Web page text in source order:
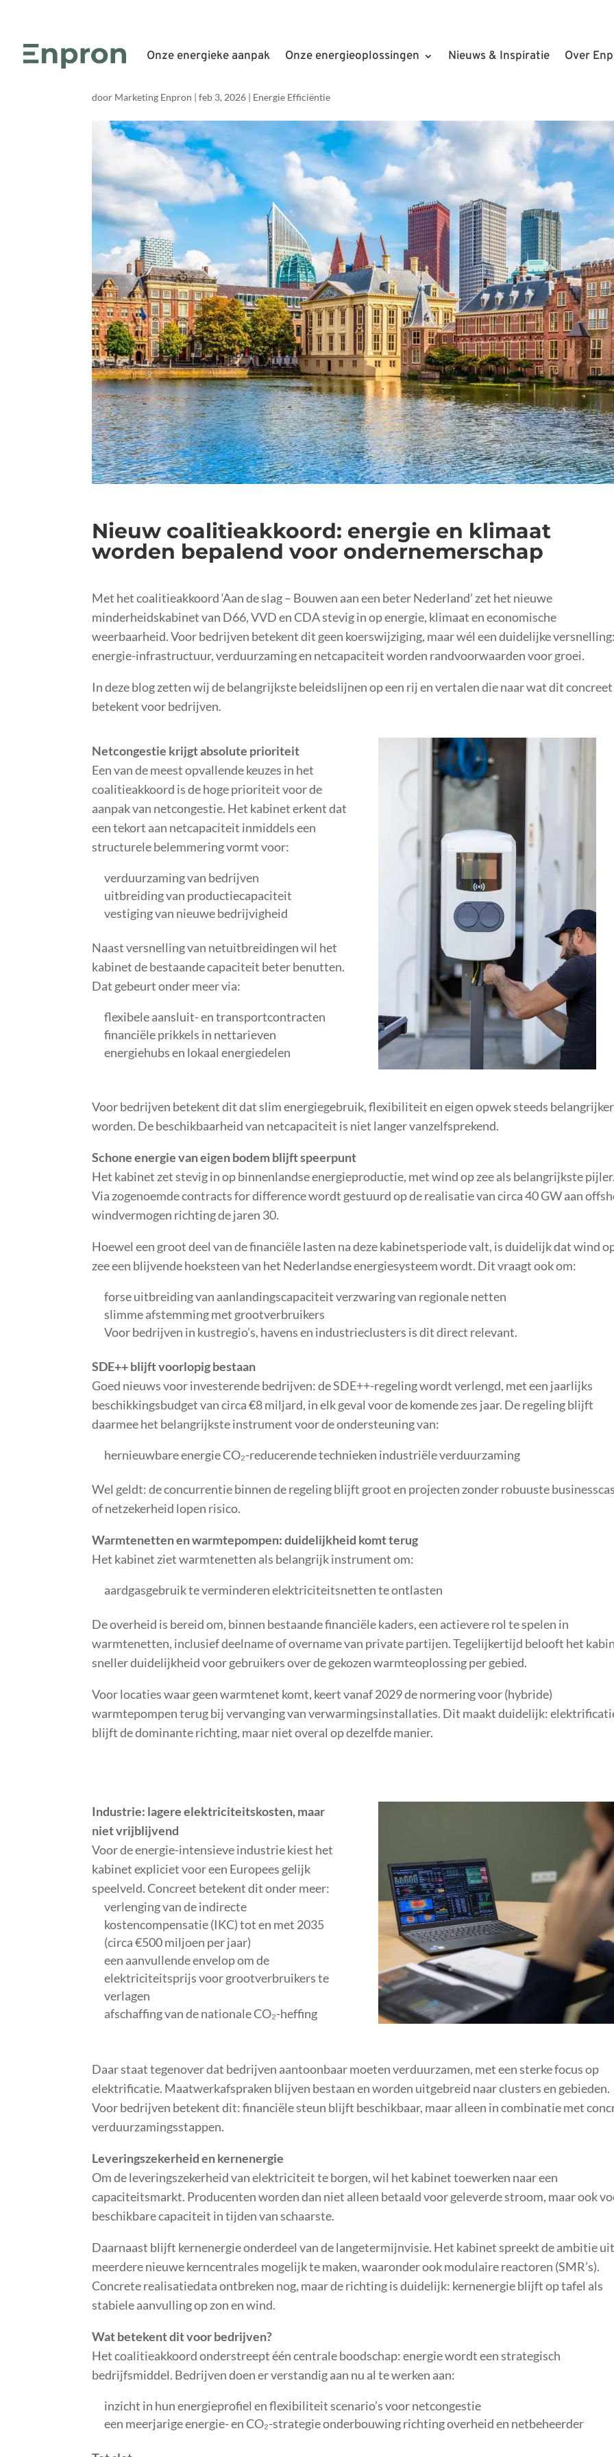
Onze energieke aanpak Onze energieoplossingen Nieuws & Inspiratie Over
Nieuw coalitieakkoord: energie en klimaat worden
bepalend voor ondernemerschap
door Marketing Enpron |feb 3, 2026 | Energie Efficiëntie
Nieuw coalitieakkoord: energie en klimaat
worden bepalend voor ondernemerschap
Met het coalitieakkoord ‘Aan de slag – Bouwen aan een beter Nederland’ zet het nieuwe
minderheidskabinet van D66, VVD en CDA stevig in op energie, klimaat en economische
weerbaarheid. Voor bedrijven betekent dit geen koerswijziging, maar wél een duidelijke
energie-infrastructuur, verduurzaming en netcapaciteit worden randvoorwaarden voor groei.
In deze blog zetten wij de belangrijkste beleidslijnen op een rij en vertalen die naar wat dit concreet
betekent voor bedrijven.
Netcongestie krijgt absolute prioriteit
Een van de meest opvallende keuzes in het
coalitieakkoord is de hoge prioriteit voor de
aanpak van netcongestie. Het kabinet erkent dat
een tekort aan netcapaciteit inmiddels een
structurele belemmering vormt voor:
verduurzaming van bedrijven
uitbreiding van productiecapaciteit
vestiging van nieuwe bedrijvigheid
Naast versnelling van netuitbreidingen wil het
kabinet de bestaande capaciteit beter benutten.
Dat gebeurt onder meer via:
flexibele aansluit- en transportcontracten
financiële prikkels in nettarieven
energiehubs en lokaal energiedelen
Voor bedrijven betekent dit dat slim energiegebruik, flexibiliteit en eigen opwek steeds belangrijker
worden. De beschikbaarheid van netcapaciteit is niet langer vanzelfsprekend.
Schone energie van eigen bodem blijft speerpunt
Het kabinet zet stevig in op binnenlandse energieproductie, met wind op zee als belangrijkste
Via zogenoemde contracts for difference wordt gestuurd op de realisatie van circa 40 GW aan
windvermogen richting de jaren 30.
Hoewel een groot deel van de financiële lasten na deze kabinetsperiode valt, is duidelijk dat wind
zee een blijvende hoeksteen van het Nederlandse energiesysteem wordt. Dit vraagt ook om:
forse uitbreiding van aanlandingscapaciteit verzwaring van regionale netten
slimme afstemming met grootverbruikers
Voor bedrijven in kustregio’s, havens en industrieclusters is dit direct relevant.
SDE++ blijft voorlopig bestaan
Goed nieuws voor investerende bedrijven: de SDE++-regeling wordt verlengd, met een jaarlijks
beschikkingsbudget van circa €8 miljard, in elk geval voor de komende zes jaar. De regeling blijft
daarmee het belangrijkste instrument voor de ondersteuning van:
hernieuwbare energieCO₂-reducerende technieken industriële verduurzaming
Wel geldt: de concurrentie binnen de regeling blijft groot en projecten zonder robuuste
of netzekerheid lopen risico.
Warmtenetten en warmtepompen: duidelijkheid komt terug
Het kabinet ziet warmtenetten als belangrijk instrument om:
aardgasgebruik te verminderen elektriciteitsnetten te ontlasten
De overheid is bereid om, binnen bestaande financiële kaders, een actievere rol te spelen in
warmtenetten, inclusief deelname of overname van private partijen. Tegelijkertijd belooft het
sneller duidelijkheid voor gebruikers over de gekozen warmteoplossing per gebied.
Voor locaties waar geen warmtenet komt, keert vanaf 2029 de normering voor (hybride)
warmtepompen terug bij vervanging van verwarmingsinstallaties. Dit maakt duidelijk:
blijft de dominante richting, maar niet overal op dezelfde manier.
Industrie: lagere elektriciteitskosten, maar
niet vrijblijvend
Voor de energie-intensieve industrie kiest het
kabinet expliciet voor een Europees gelijk
speelveld. Concreet betekent dit onder meer:
verlenging van de indirecte
kostencompensatie (IKC) tot en met 2035
(circa €500 miljoen per jaar)
een aanvullende envelop om de
elektriciteitsprijs voor grootverbruikers te
verlagen
afschaffing van de nationale CO₂-heffing
Daar staat tegenover dat bedrijven aantoonbaar moeten verduurzamen, met een sterke focus op
elektrificatie. Maatwerkafspraken blijven bestaan en worden uitgebreid naar clusters en gebieden.
Voor bedrijven betekent dit: financiële steun blijft beschikbaar, maar alleen in combinatie met
verduurzamingsstappen.
Leveringszekerheid en kernenergie
Om de leveringszekerheid van elektriciteit te borgen, wil het kabinet toewerken naar een
capaciteitsmarkt. Producenten worden dan niet alleen betaald voor geleverde stroom, maar ook
beschikbare capaciteit in tijden van schaarste.
Daarnaast blijft kernenergie onderdeel van de langetermijnvisie. Het kabinet spreekt de ambitie
meerdere nieuwe kerncentrales mogelijk te maken, waaronder ook modulaire reactoren (SMR’s).
Concrete realisatiedata ontbreken nog, maar de richting is duidelijk: kernenergie blijft op tafel als
stabiele aanvulling op zon en wind.
Wat betekent dit voor bedrijven?
Het coalitieakkoord onderstreept één centrale boodschap: energie wordt een strategisch
bedrijfsmiddel. Bedrijven doen er verstandig aan nu al te werken aan:
inzicht in hun energieprofiel en flexibiliteit scenario’s voor netcongestie
een meerjarige energie- en CO₂-strategieonderbouwing richting overheid en netbeheerder